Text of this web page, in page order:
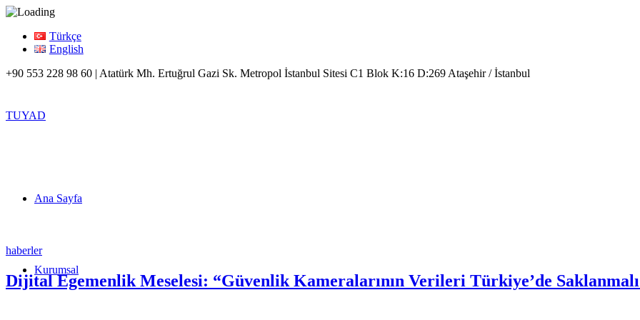
Türkçe
English
+90 553 228 98 60 | Atatürk Mh. Ertuğrul Gazi Sk. Metropol İstanbul Sitesi C1 Blok K:16 D:269 Ataşehir / İstanbul
TUYAD
Ana Sayfa
Kurumsal
haberler
Dijital Egemenlik Meselesi: “Güvenlik Kameralarının Verileri Türkiye’de